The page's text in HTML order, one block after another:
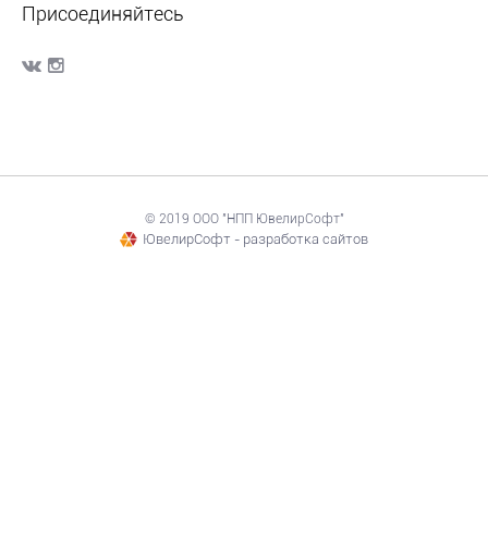
Присоединяйтесь
© 2019 ООО "НПП ЮвелирСофт"
ЮвелирСофт - разработка сайтов